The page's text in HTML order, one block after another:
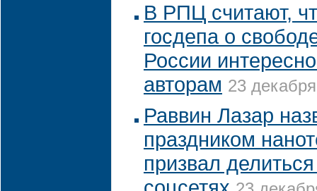
В РПЦ считают,
госдепа о
России
авторам 23
Раввин Лазар
праздником
призвал